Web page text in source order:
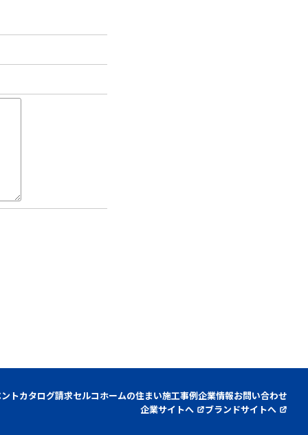
トカタログ請求セルコホームの住まい施工事例企業情報お問い合わせ
企業サイトへ
ブランドサイトへ